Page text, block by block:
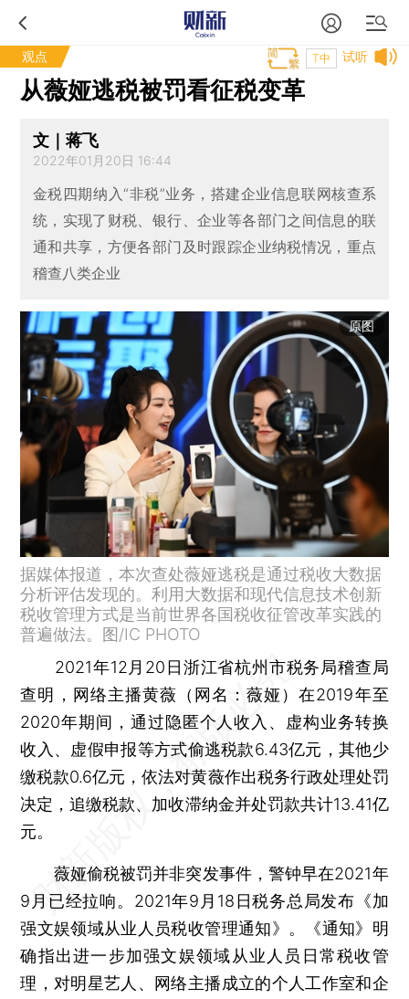
观点 试听
T中
从薇娅逃税被罚看征税变革
文｜蒋飞
2022年01月20日 16:44
金税四期纳入“非税”业务，搭建企业信息联网核查系
统，实现了财税、银行、企业等各部门之间信息的联
通和共享，方便各部门及时跟踪企业纳税情况，重点
稽查八类企业
原图
据媒体报道，本次查处薇娅逃税是通过税收大数据
分析评估发现的。利用大数据和现代信息技术创新
税收管理方式是当前世界各国税收征管改革实践的
普遍做法。图/IC PHOTO
2021年12月20日浙江省杭州市税务局稽查局
查明，网络主播黄薇（网名：薇娅）在2019年至
2020年期间，通过隐匿个人收入、虚构业务转换
收入、虚假申报等方式偷逃税款6.43亿元，其他少
缴税款0.6亿元，依法对黄薇作出税务行政处理处罚
决定，追缴税款、加收滞纳金并处罚款共计13.41亿
元。
薇娅偷税被罚并非突发事件，警钟早在2021年
9月已经拉响。2021年9月18日税务总局发布《加
强文娱领域从业人员税收管理通知》。《通知》明
确指出进一步加强文娱领域从业人员日常税收管
理，对明星艺人、网络主播成立的个人工作室和企